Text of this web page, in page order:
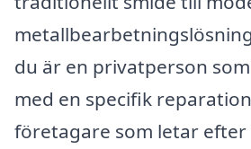
du är en privatperson
med en specifik
företagare som letar efter